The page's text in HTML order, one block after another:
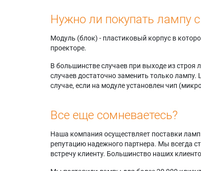
Нужно ли покупать лампу
Модуль (блок) - пластиковый корпус в
проекторе.
В большинстве случаев при выходе из строя
случаев достаточно заменить только
случае, если на модуле установлен чип
Все еще сомневаетесь?
Наша компания осуществляет поставки
репутацию надежного партнера. Мы всегда
встречу клиенту. Большинство наших